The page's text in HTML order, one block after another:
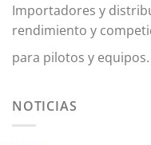
Importadores y
rendimiento y
para pilotos y equipos.
NOTICIAS